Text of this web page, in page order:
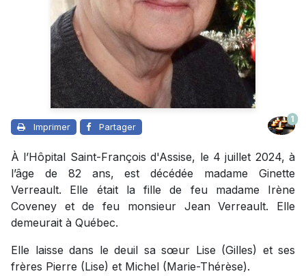
Imprimer Partager
1
À l’Hôpital Saint-François d'Assise, le 4 juillet 2024, à
l’âge de 82 ans, est décédée madame Ginette
Verreault. Elle était la fille de feu madame Irène
Coveney et de feu monsieur Jean Verreault. Elle
demeurait à Québec.
Elle laisse dans le deuil sa sœur Lise (Gilles) et ses
frères Pierre (Lise) et Michel (Marie-Thérèse).